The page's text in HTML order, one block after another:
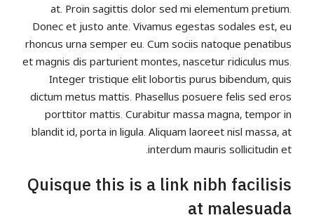
at. Proin sagittis dolor sed mi elementum pretium.
Donec et justo ante. Vivamus egestas sodales est, eu
rhoncus urna semper eu. Cum sociis natoque penatibus
et magnis dis parturient montes, nascetur ridiculus mus.
Integer tristique elit lobortis purus bibendum, quis
dictum metus mattis. Phasellus posuere felis sed eros
porttitor mattis. Curabitur massa magna, tempor in
blandit id, porta in ligula. Aliquam laoreet nisl massa, at
interdum mauris sollicitudin et.
Quisque this is a link nibh facilisis
at malesuada